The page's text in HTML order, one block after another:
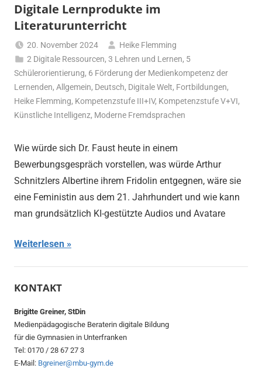
Digitale Lernprodukte im
Literaturunterricht
20. November 2024
Heike Flemming
2 Digitale Ressourcen,3 Lehren und Lernen, 5
Schülerorientierung, 6 Förderung der Medienkompetenz der
Lernenden, Allgemein, Deutsch, Digitale Welt, Fortbildungen,
Heike Flemming, Kompetenzstufe III+IV, Kompetenzstufe V+VI,
Künstliche Intelligenz, Moderne Fremdsprachen
Wie würde sich Dr. Faust heute in einem
Bewerbungsgespräch vorstellen, was würde Arthur
Schnitzlers Albertine ihrem Fridolin entgegnen, wäre sie
eine Feministin aus dem 21. Jahrhundert und wie kann
man grundsätzlich KI-gestützte Audios und Avatare
Weiterlesen
KONTAKT
Brigitte Greiner, StDin
Medienpädagogische Beraterin digitale Bildung
für die Gymnasien in Unterfranken
Tel: 0170 / 28 67 27 3
E-Mail: Bgreiner@mbu-gym.de